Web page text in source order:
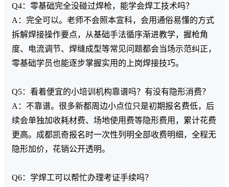
Q4：零基础完全没碰过焊枪，能学会焊工技术吗？
A：完全可以。老师不会照本宣科，会用通俗易懂的方式
拆解焊接操作要点，从基础手法循序渐进教学，握枪角
度、电流调节、焊缝成型等常见问题都会当场示范纠正，
零基础学员也能逐步掌握实用的上岗焊接技巧。
Q5：看着便宜的小培训机构靠谱吗？有没有隐形消费？
A：不靠谱。很多新都周边小点位只是初期报名费低，后
续会单独加收耗材费、场地使用费等隐形费用，累计花费
更高。成都凯奇报名时一次性列明全部收费明细，全程无
隐形加价，花销公开透明。
Q6：学焊工可以帮忙办理考证手续吗？